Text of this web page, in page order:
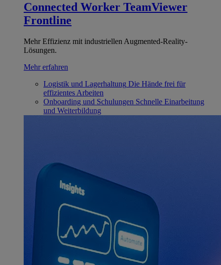
Connected Worker TeamViewer
Frontline
Mehr Effizienz mit industriellen Augmented-Reality-
Lösungen.
Mehr erfahren
Logistik und Lagerhaltung Die Hände frei für
effizientes Arbeiten
Onboarding und Schulungen Schnelle Einarbeitung
und Weiterbildung